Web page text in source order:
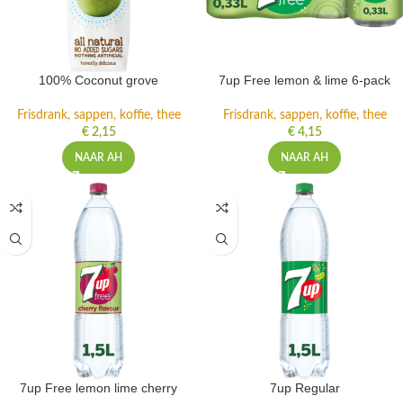
100% Coconut grove
Frisdrank, sappen, koffie, thee
€2,15
NAAR AH
7up Free lemon & lime 6-pack
Frisdrank, sappen, koffie, thee
€4,15
NAAR AH
7up Free lemon lime cherry 7up Regular